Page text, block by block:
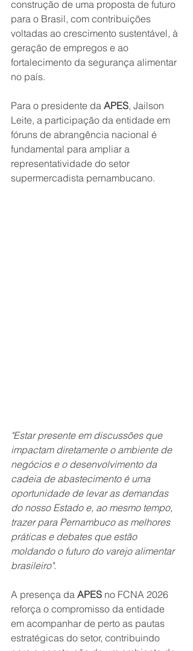
construção de uma proposta de futuro
para o Brasil, com contribuições
voltadas ao crescimento sustentável, à
geração de empregos e ao
fortalecimento da segurança alimentar
no país.
Para o presidente da APES, Jailson
Leite, a participação da entidade em
fóruns de abrangência nacional é
fundamental para ampliar a
representatividade do setor
supermercadista pernambucano.
"Estar presente em discussões que
impactam diretamente o ambiente de
negócios e o desenvolvimento da
cadeia de abastecimento é uma
oportunidade de levar as demandas
do nosso Estado e, ao mesmo tempo,
trazer para Pernambuco as melhores
práticas e debates que estão
moldando o futuro do varejo alimentar
brasileiro".
A presença da APES no FCNA 2026
reforça o compromisso da entidade
em acompanhar de perto as pautas
estratégicas do setor, contribuindo